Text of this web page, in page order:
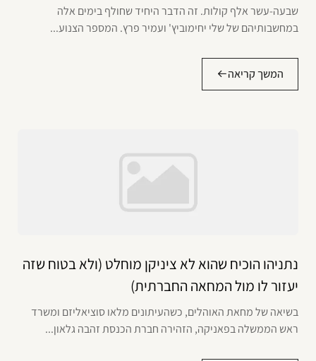
שבעה-עשר אלף קולות. זה הדבר היחיד שחולף בימים אלה
במחשבותיהם של שלי יחימוביץ' ועמיר פרץ. המספר הצנוע...
המשך קריאה
נתניהו הוכיח שהוא לא ציניקן מוחלט (ולא בטוח שזה
יעזור לו מול המחאה החברתית)
בשיאה של מחאת האוהלים, כשהעיתונים מלאו סוציאליזם ומשרד
ראש הממשלה בפאניקה, הזהירה חברת הכנסת זהבה גלאון...